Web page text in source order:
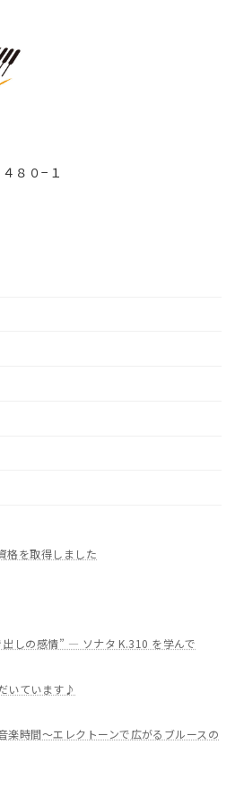
８０−１
格を取得しました
しの感情” ― ソナタ K.310 を学んで
いています♪
楽時間〜エレクトーンで広がるブルースの